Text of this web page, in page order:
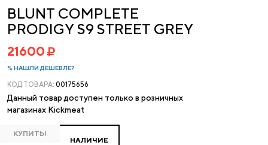
BLUNT COMPLETE
PRODIGY S9 STREET GREY
21600
% НАШЛИ ДЕШЕВЛЕ?
КОД ТОВАРА: 00175656
Данный товар доступен только в розничных
магазинах Kickmeat
КУПИТЬ!
НАЛИЧИЕ